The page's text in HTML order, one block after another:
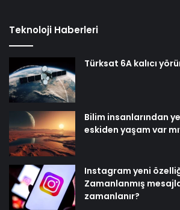
Teknoloji Haberleri
Türksat 6A kalıcı
Bilim insanlarından
eskiden yaşam var
Instagram yeni
Zamanlanmış
zamanlanır?